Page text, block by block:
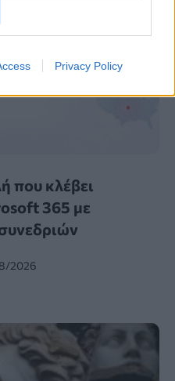
Privacy Policy
που κλέβει
365 με
2026